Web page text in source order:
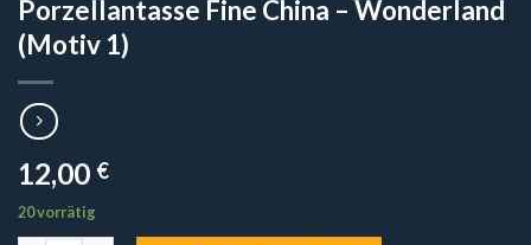
Porzellantasse Fine China – Wonderland
(Motiv 1)
12,00 €
20 vorrätig